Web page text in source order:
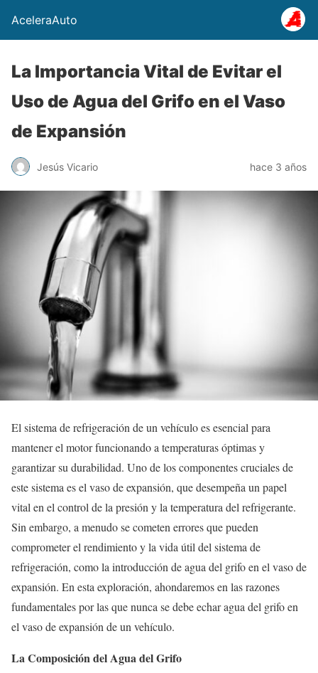
AceleraAuto
La Importancia Vital de Evitar el
Uso de Agua del Grifo en el Vaso
de Expansión
Jesús Vicario hace 3 años
El sistema de refrigeración de un vehículo es esencial para
mantener el motor funcionando a temperaturas óptimas y
garantizar su durabilidad. Uno de los componentes cruciales de
este sistema es el vaso de expansión, que desempeña un papel
vital en el control de la presión y la temperatura del refrigerante.
Sin embargo, a menudo se cometen errores que pueden
comprometer el rendimiento y la vida útil del sistema de
refrigeración, como la introducción de agua del grifo en el vaso de
expansión. En esta exploración, ahondaremos en las razones
fundamentales por las que nunca se debe echar agua del grifo en
el vaso de expansión de un vehículo.
La Composición del Agua del Grifo